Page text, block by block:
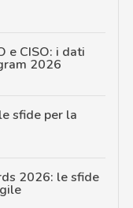
e CISO: i dati
2026
sfide per la
2026: le sfide